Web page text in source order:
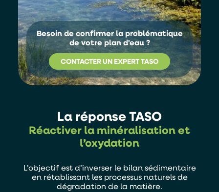
Besoin de confirmer la problématique
de votre plan d'eau ?
CONTACTER UN EXPERT TASO
La réponse TASO
Réactiver la minéralisation et
l’oxydation
L’objectif est d’inverser le bilan sédimentaire
en rétablissant les processus naturels de
dégradation de la matière.